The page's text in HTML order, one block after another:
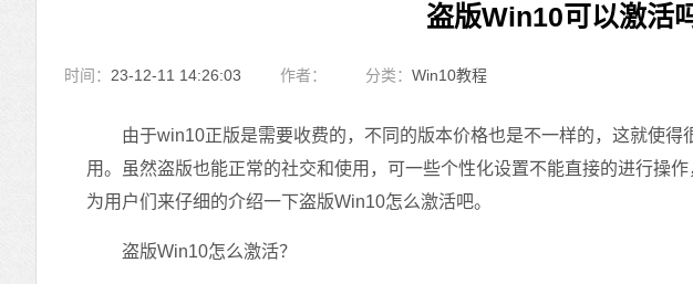
盗版Win10可以激活
时间： 23-12-11 14:26:03 作者： 分类： Win10教程
由于win10正版是需要收费的，不同的版本价格也是不一样的，这就使得
用。虽然盗版也能正常的社交和使用，可一些个性化设置不能直接的进行操
为用户们来仔细的介绍一下盗版Win10怎么激活吧。
盗版Win10怎么激活？